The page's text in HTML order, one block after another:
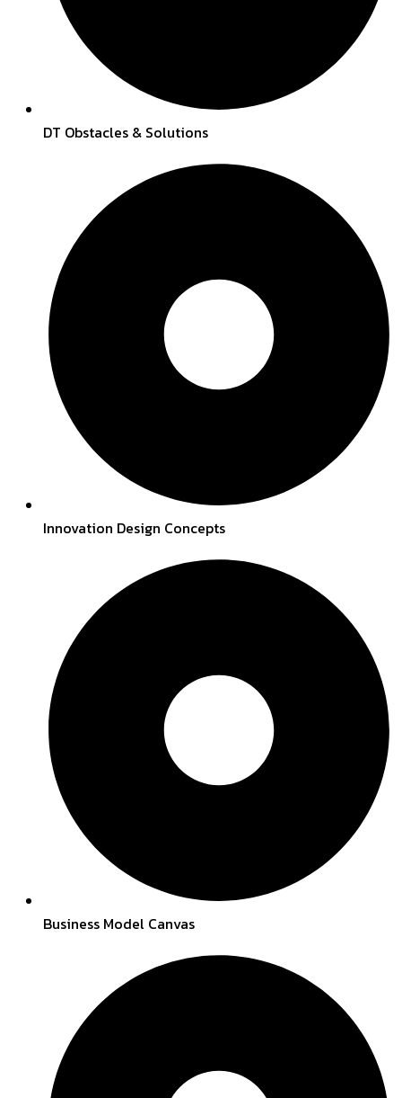
DT Obstacles & Solutions
Innovation Design Concepts
Business Model Canvas